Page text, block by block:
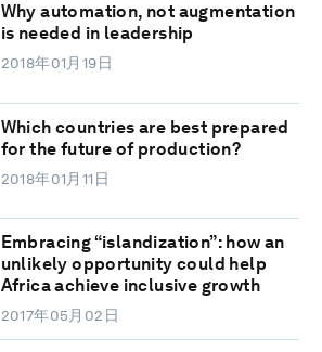
Why automation, not augmentation
is needed in leadership
2018年01月19日
Which countries are best prepared
for the future of production?
2018年01月11日
Embracing “islandization”: how an
unlikely opportunity could help
Africa achieve inclusive growth
2017年05月02日